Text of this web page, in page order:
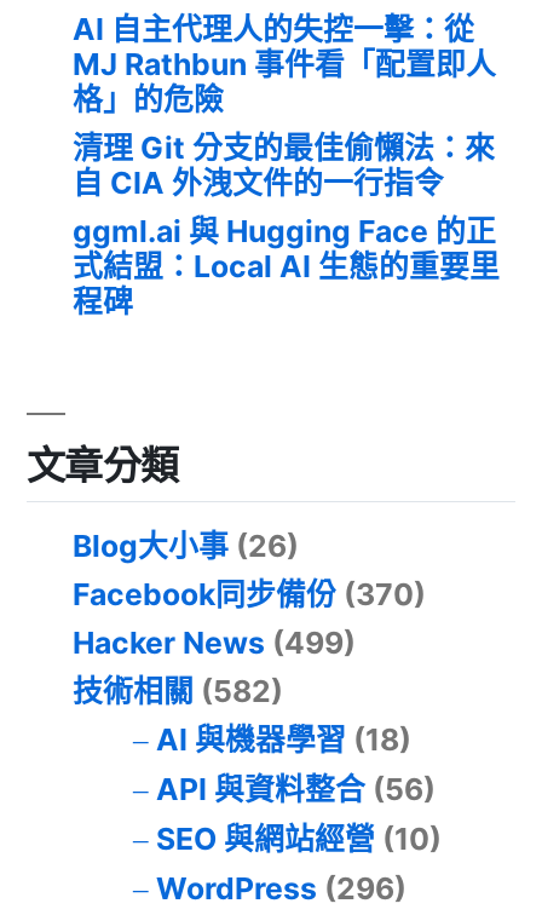
AI 自主代理人的失控一擊：從
MJ Rathbun 事件看「配置即人
格」的危險
清理 Git 分支的最佳偷懶法：來
自 CIA 外洩文件的一行指令
ggml.ai 與 Hugging Face 的正
式結盟：Local AI 生態的重要里
程碑
文章分類
Blog大小事 (26)
Facebook同步備份 (370)
Hacker News (499)
技術相關 (582)
AI 與機器學習 (18)
API 與資料整合(56)
SEO 與網站經營 (10)
WordPress (296)